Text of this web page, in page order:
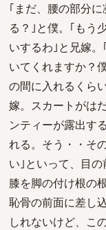
｢まだ、腰の部分
る？｣と僕。｢もう
いするわ｣と兄嫁
いてくれますか？
の間に入れるくら
嫁。スカートがは
ンティーが露出す
れる。そう・・そ
い｣といって、目
膝を脚の付け根の
恥骨の前面に差し
しれないけど、こ